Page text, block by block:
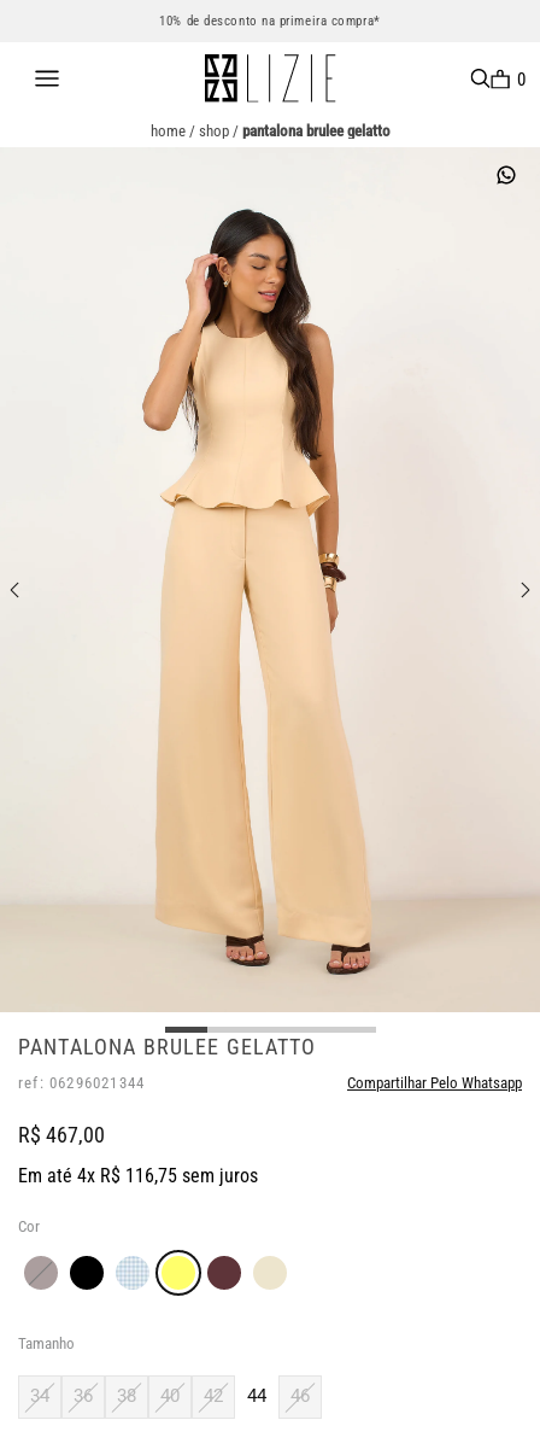
10% de desconto na primeira compra*
0
home/ shop/ pantalona brulee gelatto
PANTALONA BRULEE GELATTO
ref: 06296021344 Compartilhar Pelo Whatsapp
R$ 467,00
Em até 4x R$ 116,75 sem juros
Cor
Tamanho
34 36 38 40 42 44 46